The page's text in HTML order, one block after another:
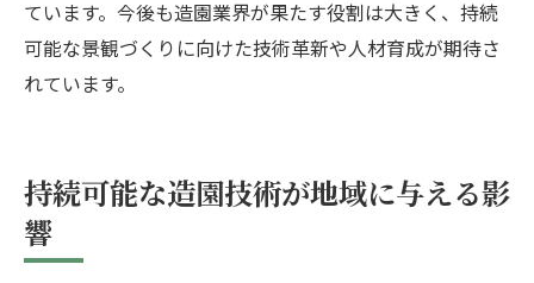
ています。今後も造園業界が果たす役割は大きく、持続
可能な景観づくりに向けた技術革新や人材育成が期待さ
れています。
持続可能な造園技術が地域に与える影
響